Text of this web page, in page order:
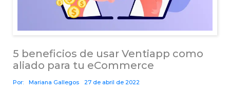
5 beneficios de usar Ventiapp como
aliado para tu eCommerce
Por: Mariana Gallegos 27 de abril de 2022